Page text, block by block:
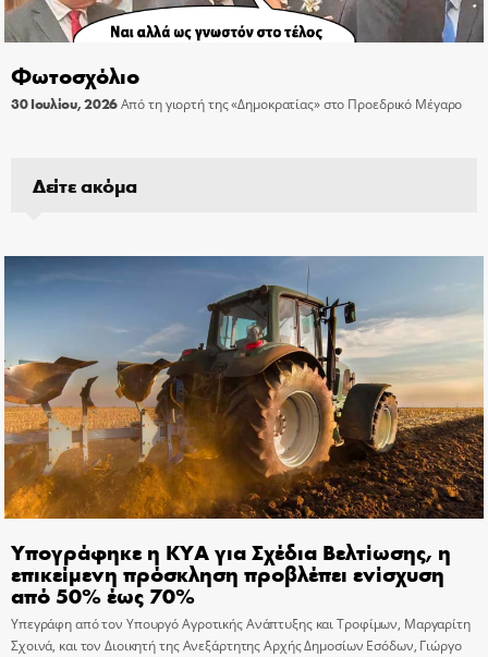
Φωτοσχόλιο
30 Ιουλίου, 2026Από τη γιορτή της «Δημοκρατίας» στο Προεδρικό Μέγαρο
Δείτε ακόμα
Υπογράφηκε η ΚΥΑ για Σχέδια Βελτίωσης, η
επικείμενη πρόσκληση προβλέπει ενίσχυση
από 50% έως 70%
Υπεγράφη από τον Υπουργό Αγροτικής Ανάπτυξης και Τροφίμων, Μαργαρίτη
Σχοινά, και τον Διοικητή της Ανεξάρτητης Αρχής Δημοσίων Εσόδων, Γιώργο